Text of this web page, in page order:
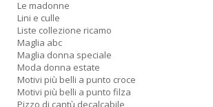
Le madonne
Lini e culle
Liste collezione ricamo
Maglia abc
Maglia donna speciale
Moda donna estate
Motivi più belli a punto croce
Motivi più belli a punto filza
Pizzo di cantù decalcabile